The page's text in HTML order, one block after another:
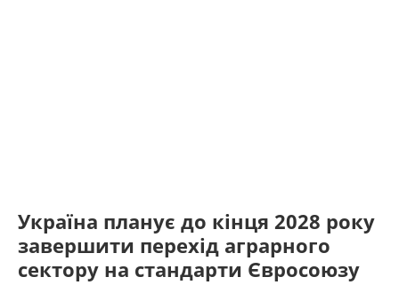
Україна планує до кінця 2028 року
завершити перехід аграрного
сектору на стандарти Євросоюзу